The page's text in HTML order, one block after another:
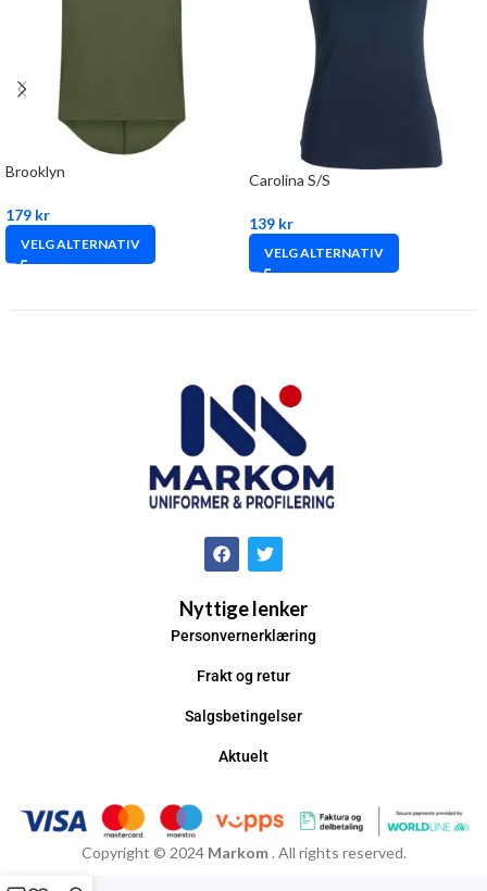
Brooklyn
179 kr
VELG ALTERNATIV
Carolina S/S
139 kr
VELG ALTERNATIV
Nyttige lenker
Personvernerklæring
Frakt og retur
Salgsbetingelser
Aktuelt
Copyright © 2024 Markom . All rights reserved.